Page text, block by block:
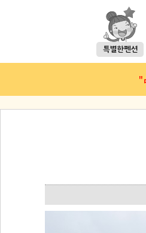
"